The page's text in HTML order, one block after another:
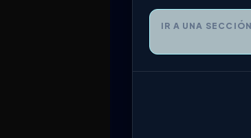
IR A UNA